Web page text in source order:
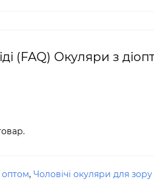
(FAQ) Окуляри з
оптом, Чоловічі окуляри для